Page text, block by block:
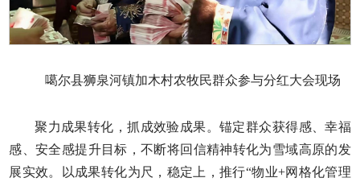
噶尔县狮泉河镇加木村农牧民群众参与分红大会现场
聚力成果转化，抓成效验成果。锚定群众获得感、幸福
感、安全感提升目标，不断将回信精神转化为雪域高原的发
展实效。以成果转化为尺，稳定上，推行“物业+网格化管理